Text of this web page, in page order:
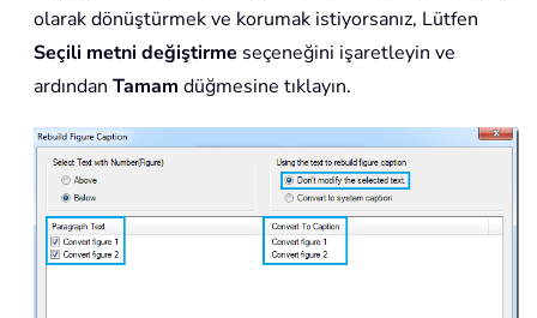
olarak dönüştürmek ve korumak istiyorsanız, Lütfen
Seçili metni değiştirme seçeneğini işaretleyin ve
ardından Tamam düğmesine tıklayın.